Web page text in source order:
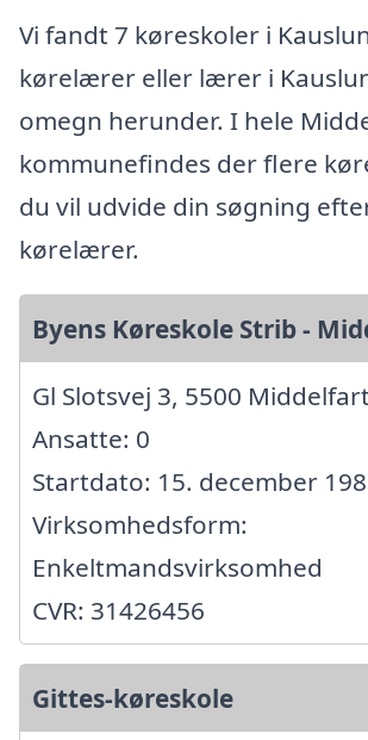
Vi fandt 7 køreskoler i
kørelærer eller lærer i
omegn herunder. I hele
kommunefindes der flere
du vil udvide din søgning
kørelærer.
Byens Køreskole Strib -
Gl Slotsvej 3, 5500 Middelfart
Ansatte: 0
Startdato: 15. december
Virksomhedsform:
Enkeltmandsvirksomhed
CVR: 31426456
Gittes-køreskole